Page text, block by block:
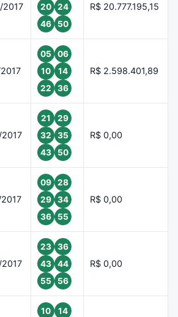
2017
20
24
46
50
R$ 20.777.195,15
05
06
10
14
22
36
R$ 2.598.401,89
21
29
32
35
43
50
R$ 0,00
09
28
29
34
36
55
R$ 0,00
23
36
43
44
55
56
R$ 0,00
10
14